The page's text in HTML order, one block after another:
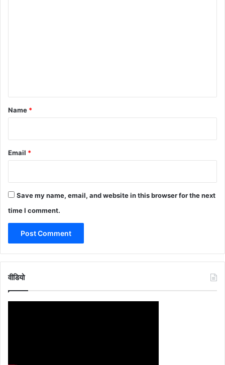
*
Name *
Email *
Save my name, email, and website in this browser for the next
time I comment.
वीडियो